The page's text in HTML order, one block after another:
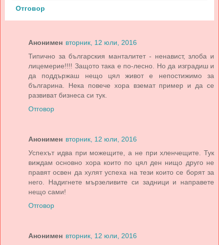
Отговор
Анонимен вторник, 12 юли, 2016
Типично за българския манталитет - ненавист, злоба и
лицемерие!!!! Защото така е по-лесно. Но да изградиш и
да поддържаш нещо цял живот е непостижимо за
българина. Нека повече хора вземат пример и да се
развиват бизнеса си тук.
Отговор
Анонимен вторник, 12 юли, 2016
Успехът идва при можещите, а не при хленчещите. Тук
виждам основно хора които по цял ден нищо друго не
правят освен да хулят успеха на тези които се борят за
него. Надигнете мързеливите си задници и направете
нещо сами!
Отговор
Анонимен вторник, 12 юли, 2016